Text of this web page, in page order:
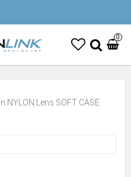
0
NYLON Lens SOFT CASE